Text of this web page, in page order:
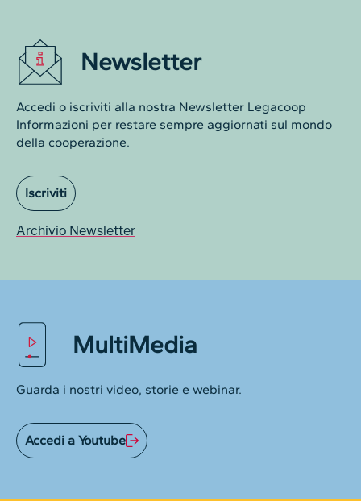
Newsletter
Accedi o iscriviti alla nostra Newsletter Legacoop
Informazioni per restare sempre aggiornati sul mondo
della cooperazione.
Iscriviti
Archivio Newsletter
MultiMedia
Guarda i nostri video, storie e webinar.
Accedi a Youtube